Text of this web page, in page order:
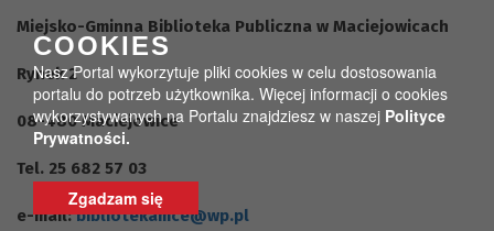
COOKIES
Nasz Portal wykorzytuje pliki cookies w celu dostosowania
portalu do potrzeb użytkownika. Więcej informacji o cookies
wykorzystywanych na Portalu znajdziesz w naszej Polityce
Prywatności.
Zgadzam się
Miejsko-Gminna Biblioteka Publiczna w Maciejowicach
Rynek 2
08-480 Maciejowice
Tel. 25 682 57 03
e-mail:bibliotekamce@wp.pl